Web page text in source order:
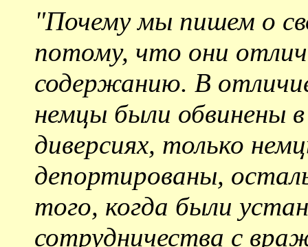
"Почему мы пишем о
потому, что они
содержанию. В
немцы были обвинены
диверсиях, только
депортированы,
того, когда были
сотрудничества с